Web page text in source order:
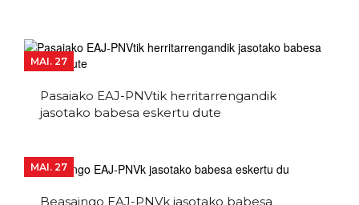
MAI. 27
Pasaiako EAJ-PNVtik herritarrengandik
jasotako babesa eskertu dute
MAI. 27
Beasaingo EAJ-PNVk jasotako babesa